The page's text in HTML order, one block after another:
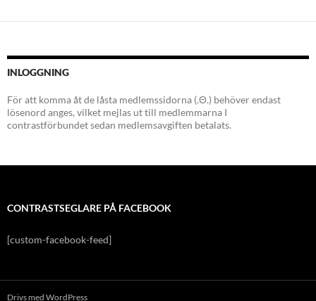
INLOGGNING
För att komma åt de låsta medlemssidorna (.Θ.) behöver endast
lösenord anges, vilket mejlas ut till medlemmarna I
contrastförbundet sedan medlemsavgiften betalats.
CONTRASTSEGLARE PÅ FACEBOOK
[custom-facebook-feed]
Drivs med WordPress